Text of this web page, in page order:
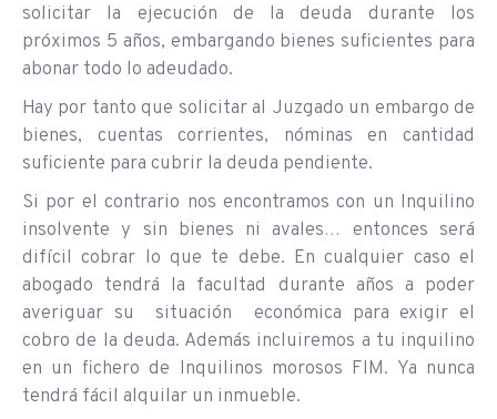
solicitar la ejecución de la deuda durante los
próximos 5 años, embargando bienes suficientes para
abonar todo lo adeudado.
Hay por tanto que solicitar al Juzgado un embargo de
bienes, cuentas corrientes, nóminas en cantidad
suficiente para cubrir la deuda pendiente.
Si por el contrario nos encontramos con un Inquilino
insolvente y sin bienes ni avales… entonces será
difícil cobrar lo que te debe. En cualquier caso el
abogado tendrá la facultad durante años a poder
averiguar su situación económica para exigir el
cobro de la deuda. Además incluiremos a tu inquilino
en un fichero de Inquilinos morosos FIM. Ya nunca
tendrá fácil alquilar un inmueble.